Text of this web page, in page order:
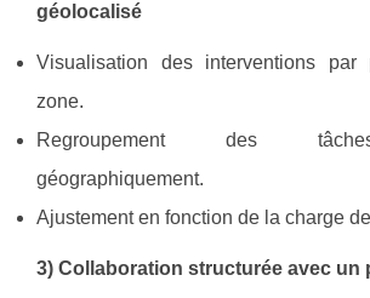
géolocalisé
Visualisation des interventions
zone.
Regroupement des
géographiquement.
Ajustement en fonction de la charge
3) Collaboration structurée avec un